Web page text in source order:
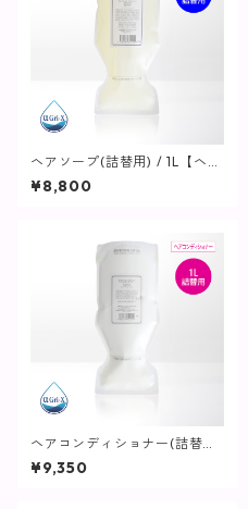
ヘアソープ(詰替用) / 1L【ヘ
ア・ボディ】
¥8,800
ヘアコンディショナー(詰替用)
/ 1L【ヘア・ボディ】
¥9,350